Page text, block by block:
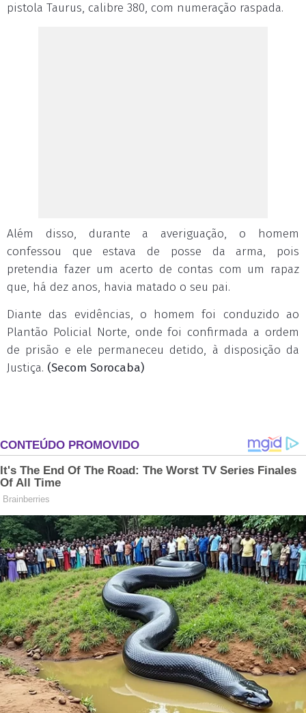
pistola Taurus, calibre 380, com numeração raspada.
Além disso, durante a averiguação, o homem
confessou que estava de posse da arma, pois
pretendia fazer um acerto de contas com um rapaz
que, há dez anos, havia matado o seu pai.
Diante das evidências, o homem foi conduzido ao
Plantão Policial Norte, onde foi confirmada a ordem
de prisão e ele permaneceu detido, à disposição da
Justiça. (Secom Sorocaba)